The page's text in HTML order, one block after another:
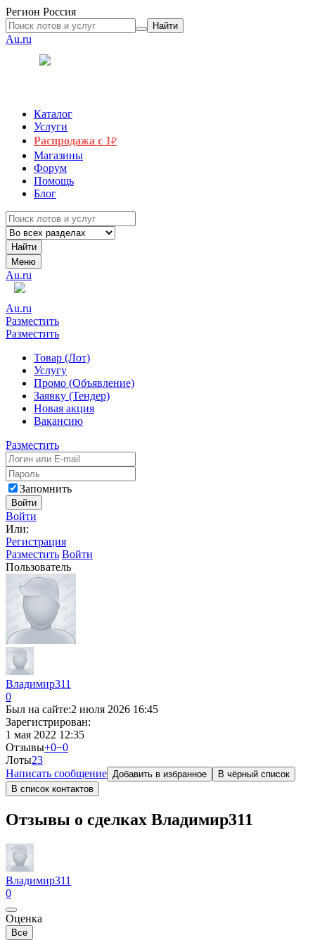
Регион Россия
Найти
Au.ru
Каталог
Услуги
Распродажа с 1₽
Магазины
Форум
Помощь
Блог
Найти
Меню
Au.ru
Au.ru
Разместить
Разместить
Товар (Лот)
Услугу
Промо (Объявление)
Заявку (Тендер)
Новая акция
Вакансию
Разместить
Запомнить
Войти
Войти
Или:
Регистрация
Разместить Войти
Пользователь
Владимир311
0
Был на сайте:2 июля 2026 16:45
Зарегистрирован:
1 мая 2022 12:35
Отзывы+0−0
Лоты23
Написать сообщение Добавить в избранное
В чёрный список
В список контактов
Отзывы о сделках Владимир311
Владимир311
0
Оценка
Все